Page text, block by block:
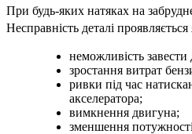
При будь-яких натяках на
Несправність деталі проявляється
неможливість завести
зростання витрат
ривки під час
акселератора;
вимкнення двигуна;
зменшення